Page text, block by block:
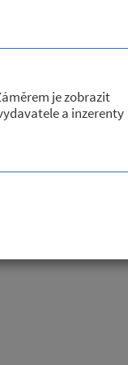
je zobrazit
a inzerenty